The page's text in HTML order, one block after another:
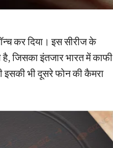
कर दिया। इस सीरीज के
है, जिसका इंतजार भारत में काफी
इसकी भी दूसरे फोन की कैमरा